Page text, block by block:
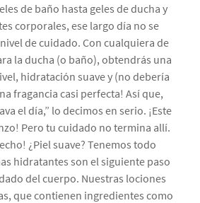
de baño hasta geles de ducha y
corporales, ese largo día no se
de cuidado. Con cualquiera de
la ducha (o baño), obtendrás una
hidratación suave y (no debería
fragancia casi perfecta! Así que,
el día,” lo decimos en serio. ¡Este
Pero tu cuidado no termina allí.
¿Piel suave? Tenemos todo
hidratantes son el siguiente paso
del cuerpo. Nuestras lociones
que contienen ingredientes como